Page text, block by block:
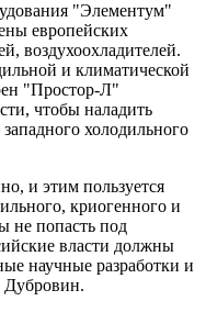
"Элементум"
европейских
воздухоохладителей.
и климатической
"Простор-Л"
чтобы наладить
холодильного
и этим пользуется
криогенного и
не попасть под
власти должны
научные разработки и
Дубровин.